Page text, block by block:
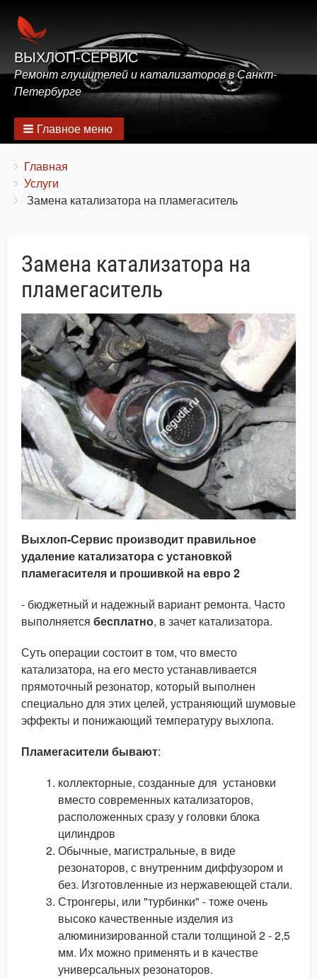
ВЫХЛОП-СЕРВИС
Ремонт глушителей и катализаторов в Санкт-
Петербурге
Главное меню
Строка
навигации
You
are
here:
Главная
Услуги
Замена катализатора на пламегаситель
Замена катализатора на
пламегаситель
Выхлоп-Сервис производит правильное
удаление катализатора с установкой
пламегасителя и прошивкой на евро 2
- бюджетный и надежный вариант ремонта. Часто
выполняется бесплатно, в зачет катализатора.
Суть операции состоит в том, что вместо
катализатора, на его место устанавливается
прямоточный резонатор, который выполнен
специально для этих целей, устраняющий шумовые
эффекты и понижающий температуру выхлопа.
Пламегасители бывают:
коллекторные, созданные для установки
вместо современных катализаторов,
расположенных сразу у головки блока
цилиндров
Обычные, магистральные, в виде
резонаторов, с внутренним диффузором и
без. Изготовленные из нержавеющей стали.
Стронгеры, или "турбинки" - тоже очень
высоко качественные изделия из
алюминизированной стали толщиной 2 - 2,5
мм. Их можно применять и в качестве
универсальных резонаторов.